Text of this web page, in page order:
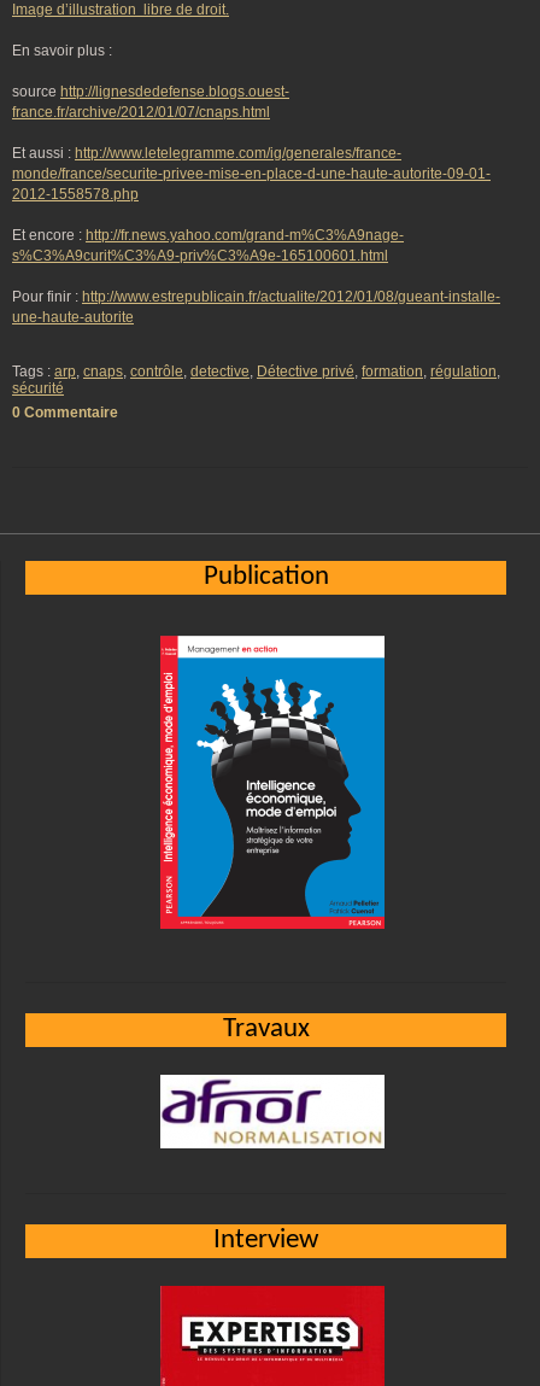
Image d’illustration libre de droit.
En savoir plus :
source http://lignesdedefense.blogs.ouest-
france.fr/archive/2012/01/07/cnaps.html
Et aussi : http://www.letelegramme.com/ig/generales/france-
monde/france/securite-privee-mise-en-place-d-une-haute-autorite-09-01-
2012-1558578.php
Et encore : http://fr.news.yahoo.com/grand-m%C3%A9nage-
s%C3%A9curit%C3%A9-priv%C3%A9e-165100601.html
Pour finir : http://www.estrepublicain.fr/actualite/2012/01/08/gueant-installe-
une-haute-autorite
Tags : arp, cnaps, contrôle, detective, Détective privé, formation, régulation,
sécurité
0 Commentaire
Publication
Travaux
Interview